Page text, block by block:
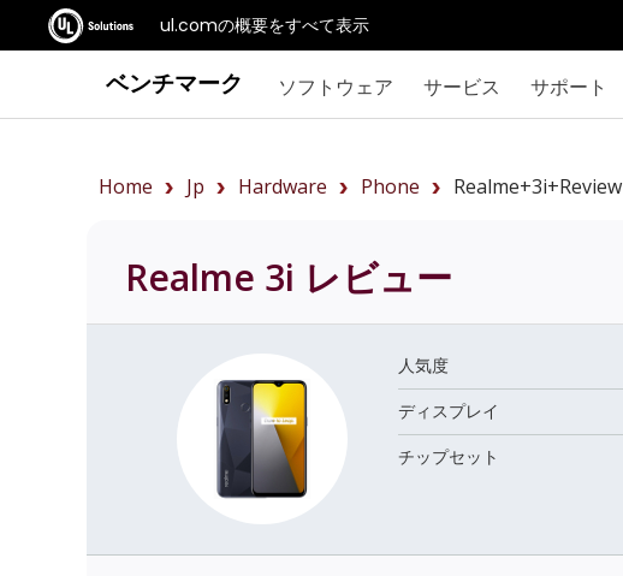
ul.comの概要をすべて表示
ベンチマーク ソフトウェア サービス サポート
Home Jp Hardware Phone Realme+3i+review
Realme 3i レビュー
人気度
ディスプレイ
チップセット